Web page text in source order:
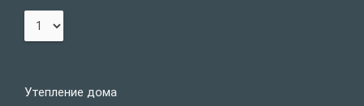
Утепление дома